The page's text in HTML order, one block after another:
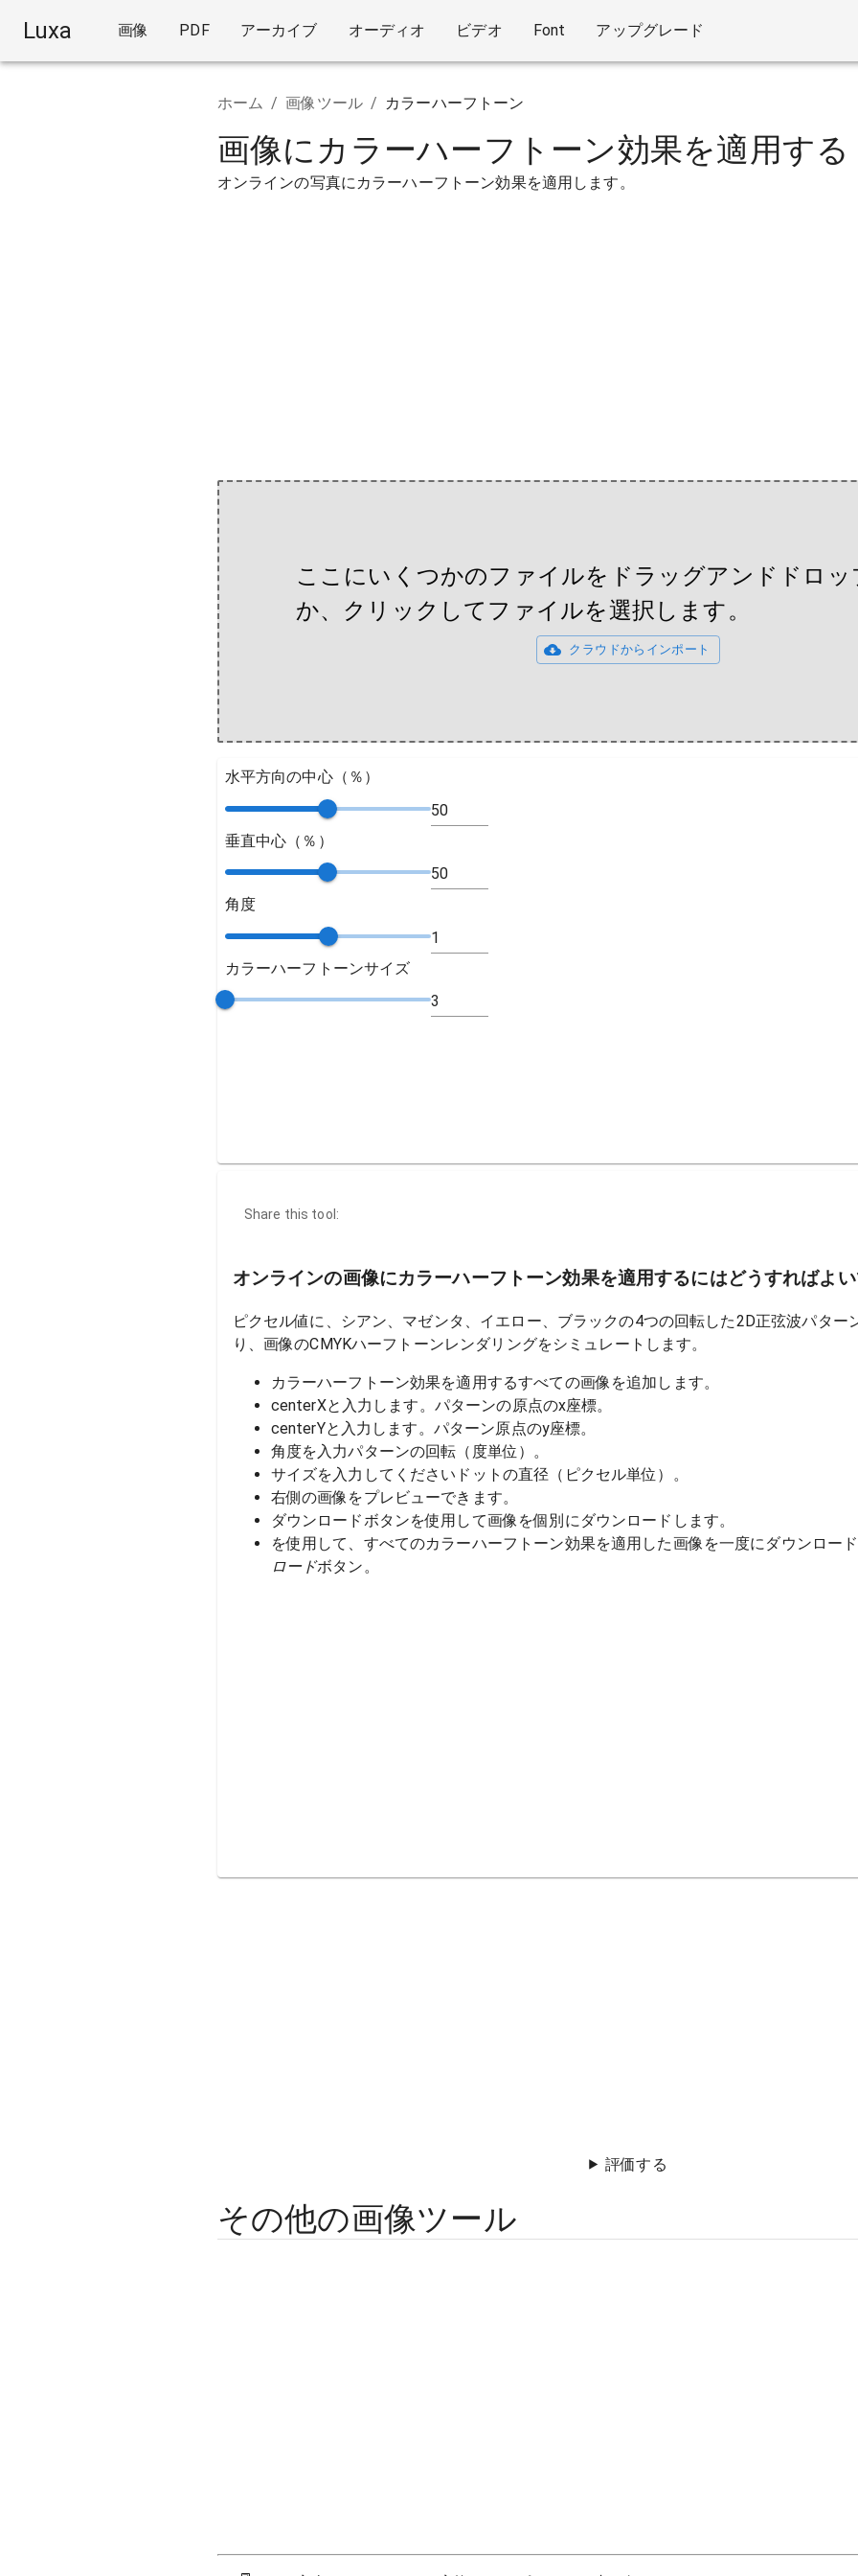
Luxa 画像 PDF アーカイブ オーディオ ビデオ Font アップグレード
ホーム / 画像ツール / カラーハーフトーン
画像にカラーハーフトーン効果を適用する
オンラインの写真にカラーハーフトーン効果を適用します。
ここにいくつかのファイルをドラッグアンドドロッ
か、クリックしてファイルを選択します。
クラウドからインポート
水平方向の中心（％）
垂直中心（％）
角度
カラーハーフトーンサイズ
Share this tool:
オンラインの画像にカラーハーフトーン効果を適用するにはどうすればよ
ピクセル値に、シアン、マゼンタ、イエロー、ブラックの4つの回転した2D正弦波パター
り、画像のCMYKハーフトーンレンダリングをシミュレートします。
カラーハーフトーン効果を適用するすべての画像を追加します。
centerXと入力します。パターンの原点のx座標。
centerYと入力します。パターン原点のy座標。
角度を入力パターンの回転（度単位）。
サイズを入力してくださいドットの直径（ピクセル単位）。
右側の画像をプレビューできます。
ダウンロードボタンを使用して画像を個別にダウンロードします。
を使用して、すべてのカラーハーフトーン効果を適用した画像を一度にダウンロー
ロードボタン。
評価する
その他の画像ツール